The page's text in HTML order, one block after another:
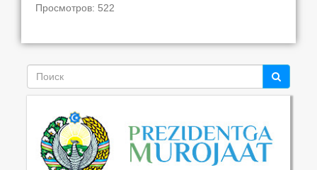
Просмотров: 522